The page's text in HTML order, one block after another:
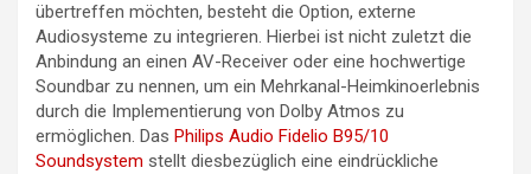
übertreffen möchten, besteht die Option, externe
Audiosysteme zu integrieren. Hierbei ist nicht zuletzt die
Anbindung an einen AV-Receiver oder eine hochwertige
Soundbar zu nennen, um ein Mehrkanal-Heimkinoerlebnis
durch die Implementierung von Dolby Atmos zu
ermöglichen. Das Philips Audio Fidelio B95/10
Soundsystem stellt diesbezüglich eine eindrückliche